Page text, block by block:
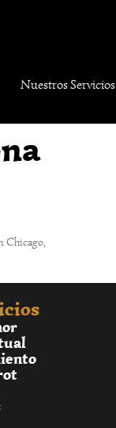
Nuestros Servicios
Chicago,